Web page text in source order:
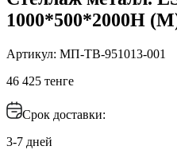
1000*500*2000H
Артикул: МП-ТВ-951013-001
46 425 тенге
Срок доставки:
3-7 дней